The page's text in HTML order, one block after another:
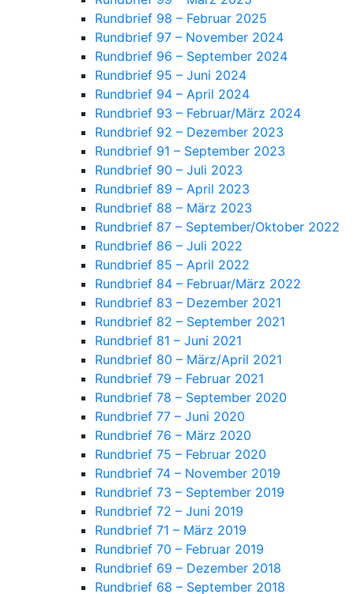
Rundbrief 98 – Februar 2025
Rundbrief 97 – November 2024
Rundbrief 96 – September 2024
Rundbrief 95 – Juni 2024
Rundbrief 94 – April 2024
Rundbrief 93 – Februar/März 2024
Rundbrief 92 – Dezember 2023
Rundbrief 91 – September 2023
Rundbrief 90 – Juli 2023
Rundbrief 89 – April 2023
Rundbrief 88 – März 2023
Rundbrief 87 – September/Oktober 2022
Rundbrief 86 – Juli 2022
Rundbrief 85 – April 2022
Rundbrief 84 – Februar/März 2022
Rundbrief 83 – Dezember 2021
Rundbrief 82 – September 2021
Rundbrief 81 – Juni 2021
Rundbrief 80 – März/April 2021
Rundbrief 79 – Februar 2021
Rundbrief 78 – September 2020
Rundbrief 77 – Juni 2020
Rundbrief 76 – März 2020
Rundbrief 75 – Februar 2020
Rundbrief 74 – November 2019
Rundbrief 73 – September 2019
Rundbrief 72 – Juni 2019
Rundbrief 71 – März 2019
Rundbrief 70 – Februar 2019
Rundbrief 69 – Dezember 2018
Rundbrief 68 – September 2018